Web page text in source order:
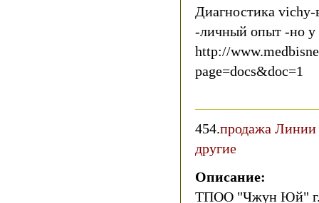
Диагностика
-личный опыт -но у
http://
page=docs&doc=1
454.продажа Линии
другие
Описание:
ТПОО "Чжун Юй" г.